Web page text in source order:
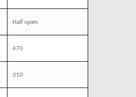
Half open
470
310